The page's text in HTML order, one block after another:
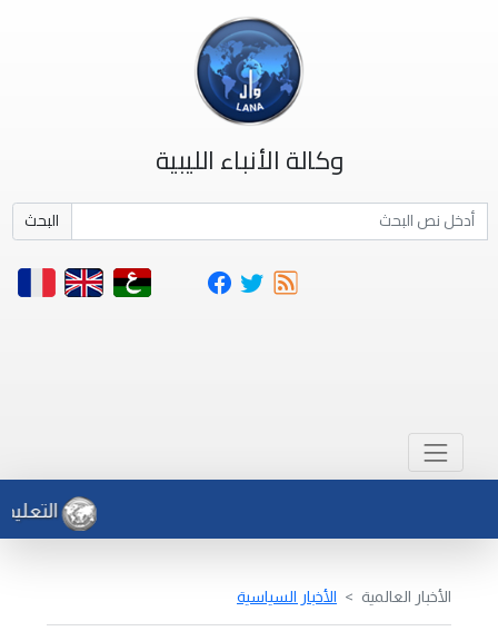
وكالة الأنباء الليبية
البحث
التعليم
الأخبار العالمية الأخبار السياسية